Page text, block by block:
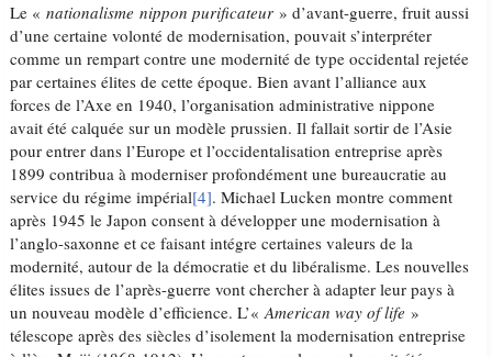
Le «nationalisme nippon purificateur » d’avant-guerre, fruit aussi
d’une certaine volonté de modernisation, pouvait s’interpréter
comme un rempart contre une modernité de type occidental rejetée
par certaines élites de cette époque. Bien avant l’alliance aux
forces de l’Axe en 1940, l’organisation administrative nippone
avait été calquée sur un modèle prussien. Il fallait sortir de l’Asie
pour entrer dans l’Europe et l’occidentalisation entreprise après
1899 contribua à moderniser profondément une bureaucratie au
service du régime impérial[4]. Michael Lucken montre comment
après 1945 le Japon consent à développer une modernisation à
l’anglo-saxonne et ce faisant intégre certaines valeurs de la
modernité, autour de la démocratie et du libéralisme. Les nouvelles
élites issues de l’après-guerre vont chercher à adapter leur pays à
un nouveau modèle d’efficience. L’«American way of life »
télescope après des siècles d’isolement la modernisation entreprise